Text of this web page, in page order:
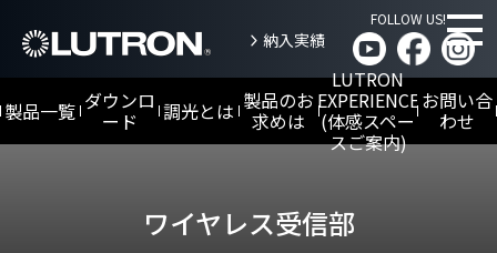
納入実績
FOLLOW US!
製品一覧
アシーナ HomeWorks
ダウンロ
ード
カタログ
調光とは
調光
とは
製品のお
求めは
LUTRON
EXPERIENCE
(体感スペー
スご案内)
お問い合
わせ
ワイヤレス受信部